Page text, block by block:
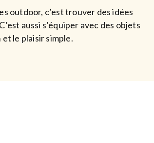
outdoor, c’est trouver des idées
aussi s’équiper avec des objets
et le plaisir simple.